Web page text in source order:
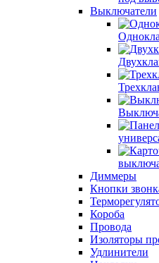
Выключатели
Диммеры
Кнопки
Короба
Провода
Изоляторы
Удлинители